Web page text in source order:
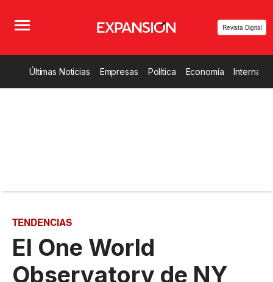
Revista Digital
Últimas Noticias Empresas Política Economía
TENDENCIAS
El One World
Observatory de NY